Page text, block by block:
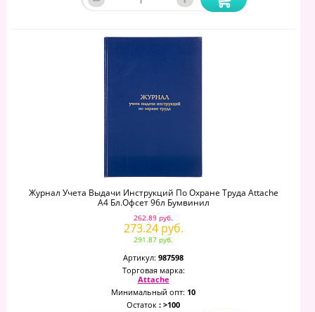
Журнал Учета Выдачи Инструкций По Охране Труда Attache
А4 Бл.офсет 96л Бумвинил
262.89 руб.
273.24 руб.
291.87 руб.
Артикул: 987598
Торговая марка:
Attache
Минимальный опт: 10
Остаток : >100